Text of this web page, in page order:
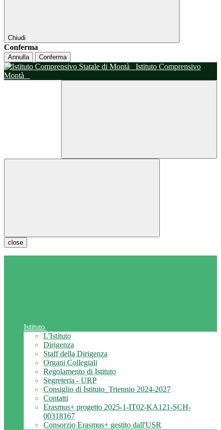
Chiudi
Conferma
Annulla Conferma
Istituto Comprensivo
Montà
close
Istituto
L'Istituto
Dirigenza
Staff della Dirigenza
Organi Collegiali
Regolamento di Istituto
Segreteria - URP
Consiglio di Istituto_Triennio 2024-2027
Contatti
Erasmus+ progetto 2025-1-IT02-KA121-SCH-
00318167
Consorzio Erasmus+ gestito dall'USR